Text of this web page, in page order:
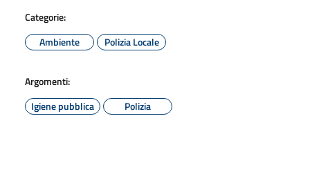
Categorie:
Ambiente
Polizia Locale
Argomenti:
Igiene pubblica
Polizia